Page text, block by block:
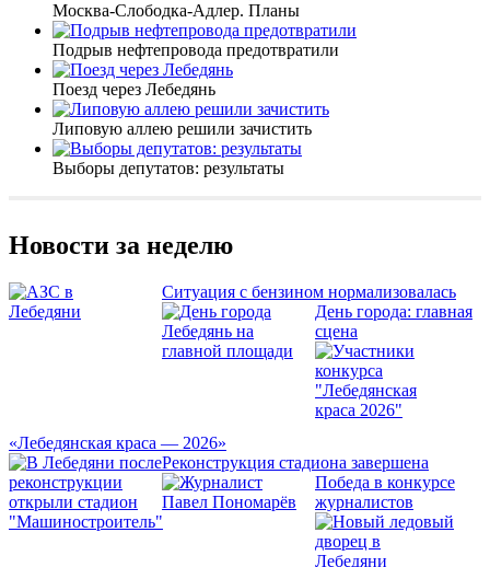
Москва-Слободка-Адлер. Планы
Подрыв нефтепровода предотвратили
Поезд через Лебедянь
Липовую аллею решили зачистить
Выборы депутатов: результаты
Новости за неделю
Ситуация с бензином нормализовалась
День города: главная
сцена
«Лебедянская краса — 2026»
Реконструкция стадиона завершена
Победа в конкурсе
журналистов